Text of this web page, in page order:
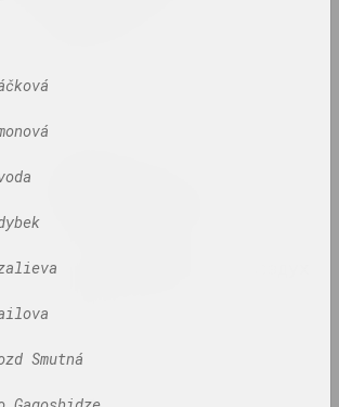
1374
Иногда я держусь за воздух
2024. выставка
Smutná